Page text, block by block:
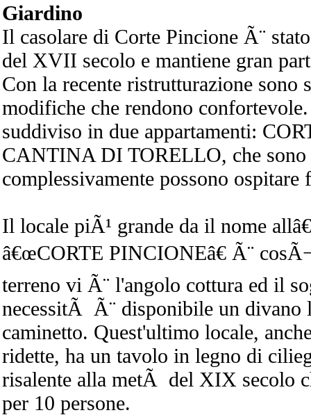
Giardino
Il casolare di Corte Pincione Ã¨
del XVII secolo e mantiene gran
Con la recente ristrutturazione sono
modifiche che rendono
suddiviso in due appartamenti:
CANTINA DI TORELLO, che sono
complessivamente possono ospitare
Il locale piÃ¹ grande da il nome
â€œCORTE PINCIONEâ€ Ã¨
terreno vi Ã¨ l'angolo cottura ed il
necessitÃ Ã¨ disponibile un divano
caminetto. Quest'ultimo locale,
ridette, ha un tavolo in legno di
risalente alla metÃ del XIX secolo
per 10 persone.